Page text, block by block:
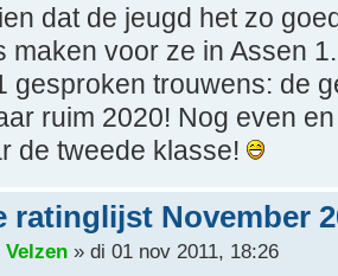
dat de jeugd het zo
maken voor ze in Assen
gesproken trouwens: de
ruim 2020! Nog even
de tweede klasse!
ratinglijst November
» di 01 nov 2011, 18:26